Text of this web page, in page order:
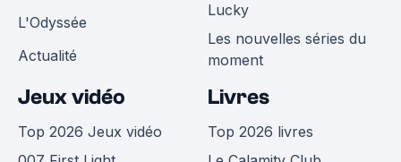
L'Odyssée
Actualité
Lucky
Les nouvelles séries du
moment
Jeux vidéo
Top 2026 Jeux vidéo
Livres
Top 2026 livres